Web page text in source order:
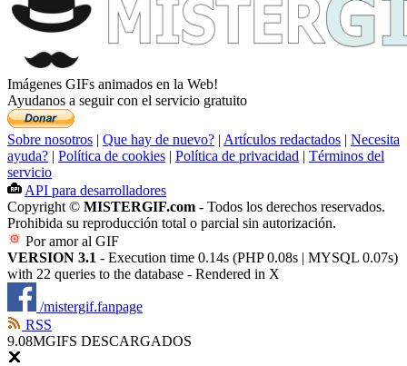
Imágenes GIFs animados en la Web!
Ayudanos a seguir con el servicio gratuito
Sobre nosotros | Que hay de nuevo? | Artículos redactados | Necesita
ayuda? | Política de cookies | Política de privacidad | Términos del
servicio
API para desarrolladores
Copyright © MISTERGIF.com - Todos los derechos reservados.
Prohibida su reproducción total o parcial sin autorización.
Por amor al GIF
VERSION 3.1 - Execution time 0.14s (PHP 0.08s | MYSQL 0.07s)
with 22 queries to the database - Rendered in X
/mistergif.fanpage
RSS
9.08MGIFS DESCARGADOS